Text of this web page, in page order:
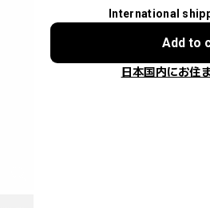
International
Add to
日本国内にお住